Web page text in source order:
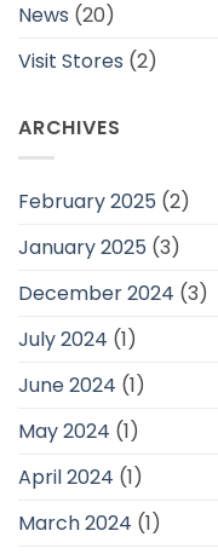
News (20)
Visit Stores (2)
ARCHIVES
February 2025 (2)
January 2025 (3)
December 2024 (3)
July 2024 (1)
June 2024 (1)
May 2024 (1)
April 2024 (1)
March 2024 (1)